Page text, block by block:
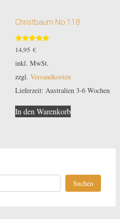
Christbaum No.118
Bewertet
mit
5.00
von 5
14,95 €
inkl. MwSt.
zzgl. Versandkosten
Lieferzeit: Australien 3-6 Wochen
In den Warenkorb
Suchen